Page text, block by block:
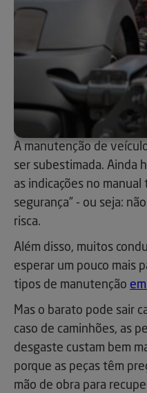
A manutenção de
ser subestimada. Ainda
as indicações no manual
segurança” - ou seja:
risca.
Além disso, muitos
esperar um pouco mais
tipos de manutenção
Mas o barato pode sair
caso de caminhões, as
desgaste custam bem
porque as peças têm
mão de obra para